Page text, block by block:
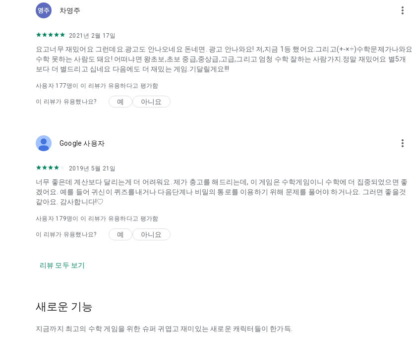
차영주 more_vert
2021년 2월 17일
요고너무 재밌어요 그런데요.광고도 안나오네요 돈네면. 광고 안나와요! 저,지금 1등 했어요.그리고(+-×÷)수학문제가나와요
수학 못하는 사람도 돼요! 어떠냐면 왕초보,초보 중급,중상급,고급,그리고 엄청 수학 잘하는 사람가지.정말 재밌어요 별5개
보다 더 별드리고 십네요 다음에도 더 재밌는 게임.기달릴게요!!!
사용자 177명이 이 리뷰가 유용하다고 평가함
이 리뷰가 유용했나요? 예 아니요
Google 사용자 more_vert
2019년 5월 21일
너무 좋은데 계산보다 달리는게 더 어려워요. 제가 충고를 해드리는데, 이 게임은 수학게임이니 수학에 더 집중되었으면 좋
겠어요. 예를 들어 귀신이 퀴즈를내거나 다음단계나 비밀의 통로를 이용하기 위해 문제를 풀어야 하거나요. 그러면 좋을것
같아요. 감사합니다!♡
사용자 179명이 이 리뷰가 유용하다고 평가함
이 리뷰가 유용했나요? 예 아니요
리뷰 모두 보기
새로운 기능
지금까지 최고의 수학 게임을 위한 슈퍼 귀엽고 재미있는 새로운 캐릭터들이 한가득.